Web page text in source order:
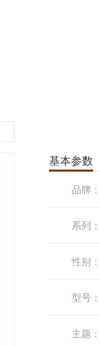
基本参数
品牌：
系列：
性别：
型号：
主题：